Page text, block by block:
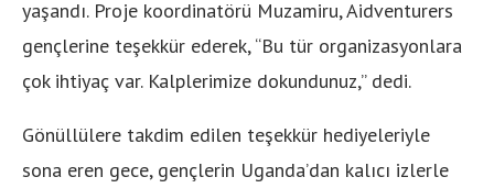
yaşandı. Proje koordinatörü Muzamiru, Aidventurers
gençlerine teşekkür ederek, “Bu tür organizasyonlara
çok ihtiyaç var. Kalplerimize dokundunuz,” dedi.
Gönüllülere takdim edilen teşekkür hediyeleriyle
sona eren gece, gençlerin Uganda’dan kalıcı izlerle